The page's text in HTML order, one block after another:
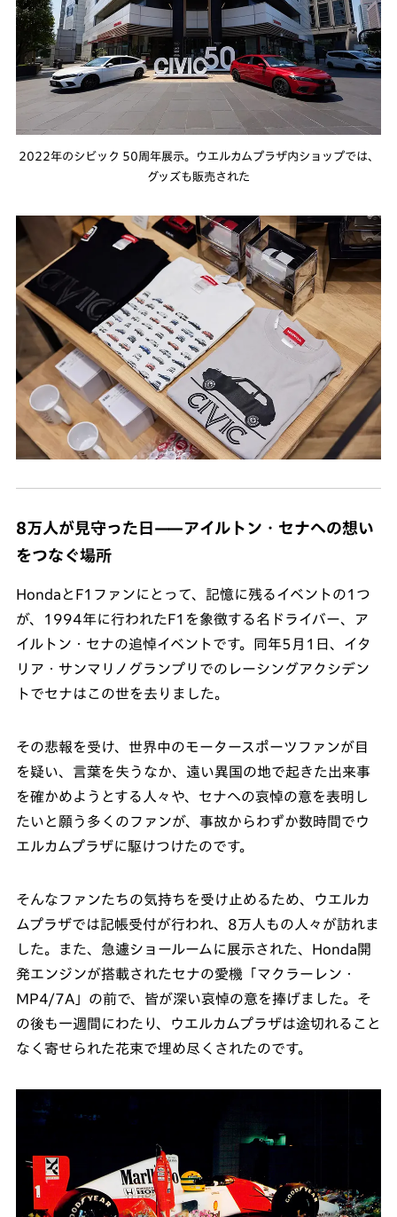
2022年のシビック 50周年展示。ウエルカムプラザ内ショップでは、
グッズも販売された
8万人が見守った日——アイルトン・セナへの想い
をつなぐ場所
HondaとF1ファンにとって、記憶に残るイベントの1つ
が、1994年に行われたF1を象徴する名ドライバー、ア
イルトン・セナの追悼イベントです。同年5月1日、イタ
リア・サンマリノグランプリでのレーシングアクシデン
トでセナはこの世を去りました。
その悲報を受け、世界中のモータースポーツファンが目
を疑い、言葉を失うなか、遠い異国の地で起きた出来事
を確かめようとする人々や、セナへの哀悼の意を表明し
たいと願う多くのファンが、事故からわずか数時間でウ
エルカムプラザに駆けつけたのです。
そんなファンたちの気持ちを受け止めるため、ウエルカ
ムプラザでは記帳受付が行われ、8万人もの人々が訪れま
した。また、急遽ショールームに展示された、Honda開
発エンジンが搭載されたセナの愛機「マクラーレン・
MP4/7A」の前で、皆が深い哀悼の意を捧げました。そ
の後も一週間にわたり、ウエルカムプラザは途切れること
なく寄せられた花束で埋め尽くされたのです。